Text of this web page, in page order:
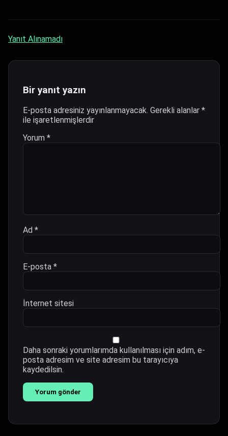
Yanıt Alınamadı
Bir yanıt yazın
E-posta adresiniz yayınlanmayacak. Gerekli alanlar *
ile işaretlenmişlerdir
Yorum *
Ad *
E-posta *
İnternet sitesi
Daha sonraki yorumlarımda kullanılması için adım, e-
posta adresim ve site adresim bu tarayıcıya
kaydedilsin.